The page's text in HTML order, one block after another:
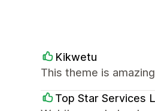
Kikwetu
This theme is
Top Star Services